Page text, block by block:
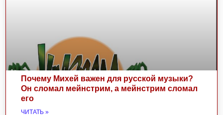
Почему Михей важен для русской музыки?
Он сломал мейнстрим, а мейнстрим сломал
его
ЧИТАТЬ »